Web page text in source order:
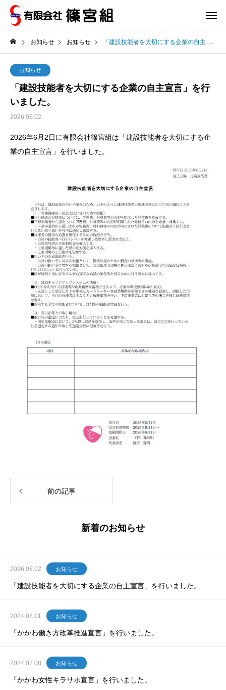
お知らせ お知らせ 「建設技能者を大切にする企業の自主宣言」を行いました。
お知らせ
「建設技能者を大切にする企業の自主宣言」を行
いました。
2026.06.02
2026年6月2日に有限会社篠宮組は「建設技能者を大切にする企
業の自主宣言」を行いました。
前の記事
新着のお知らせ
2026.06.02 お知らせ
「建設技能者を大切にする企業の自主宣言」を行いました。
2024.08.01 お知らせ
「かがわ働き方改革推進宣言」を行いました。
2024.07.08 お知らせ
「かがわ女性キラサポ宣言」を行いました。